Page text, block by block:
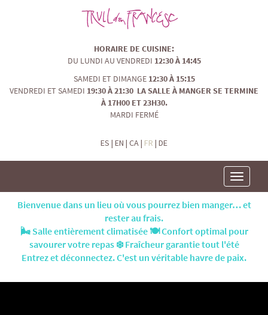
HORAIRE DE CUISINE:
DU LUNDI AU VENDREDI 12:30 À 14:45
SAMEDI ET DIMANGE 12:30 À 15:15
VENDREDI ET SAMEDI 19:30 À 21:30 LA SALLE À MANGER SE TERMINE
À 17H00 ET 23H30.
MARDI FERMÉ
ES | EN | CA| FR | DE
Toggle
Bienvenue dans un lieu où vous pourrez bien manger… et
rester au frais.
🌬️ Salle entièrement climatisée 🍽️ Confort optimal pour
savourer votre repas ❄️ Fraîcheur garantie tout l'été
Entrez et déconnectez. C'est un véritable havre de paix.